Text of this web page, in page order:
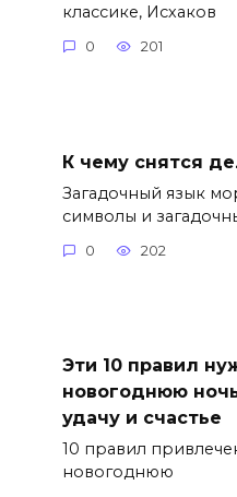
классике, Исхаков
0 201
К чему снятся
Загадочный язык
символы и
0 202
Эти 10 правил
новогоднюю
удачу и счастье
10 правил
новогоднюю